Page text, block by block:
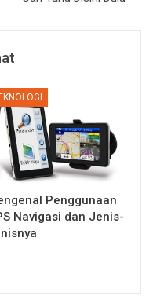
Penggunaan
Navigasi dan Jenis-